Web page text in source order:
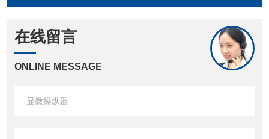
在线留言
ONLINE MESSAGE